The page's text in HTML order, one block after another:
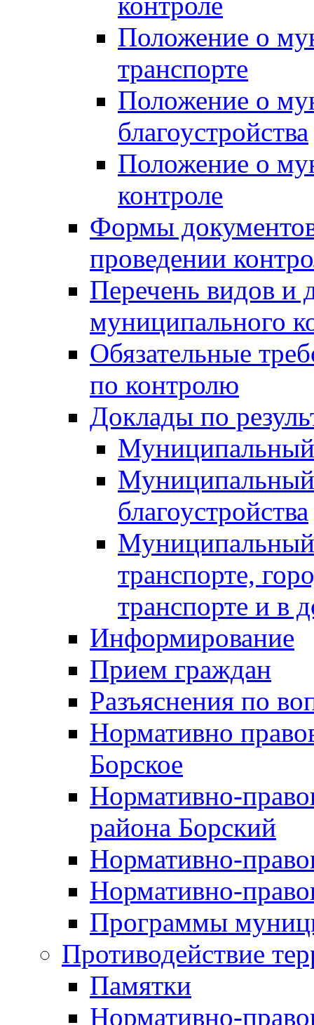
Положение о
транспорте
Положение о
благоустройства
Положение о
контроле
Формы
проведении
Перечень видов и
муниципального
Обязательные
по контролю
Доклады по
Муниципальный
благоустройства
Муниципальный
транспорте,
транспорте и в
Информирование
Прием граждан
Разъяснения по
Нормативно
Борское
Нормативно-
района Борский
Нормативно-
Нормативно-
Программы
Противодействие
Памятки
Нормативно-